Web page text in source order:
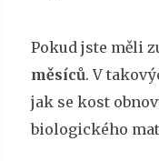
Pokud jste měli
měsíců. V
jak se kost
biologického